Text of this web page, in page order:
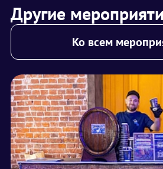
Другие
Ко всем